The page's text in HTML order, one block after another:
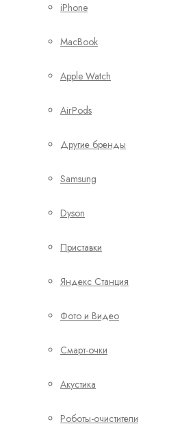
iPhone
MacBook
Apple Watch
AirPods
Другие бренды
Samsung
Dyson
Приставки
Яндекс Станция
Фото и Видео
Смарт-очки
Акустика
Роботы-очистители